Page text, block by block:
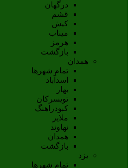
درگهان
قشم
کيش
ميناب
هرمز
بازگشت
همدان
تمام شهر‌ها
اسدآباد
بهار
تويسرکان
کبودراهنگ
ملاير
نهاوند
همدان
بازگشت
یزد
تمام شهر‌ها